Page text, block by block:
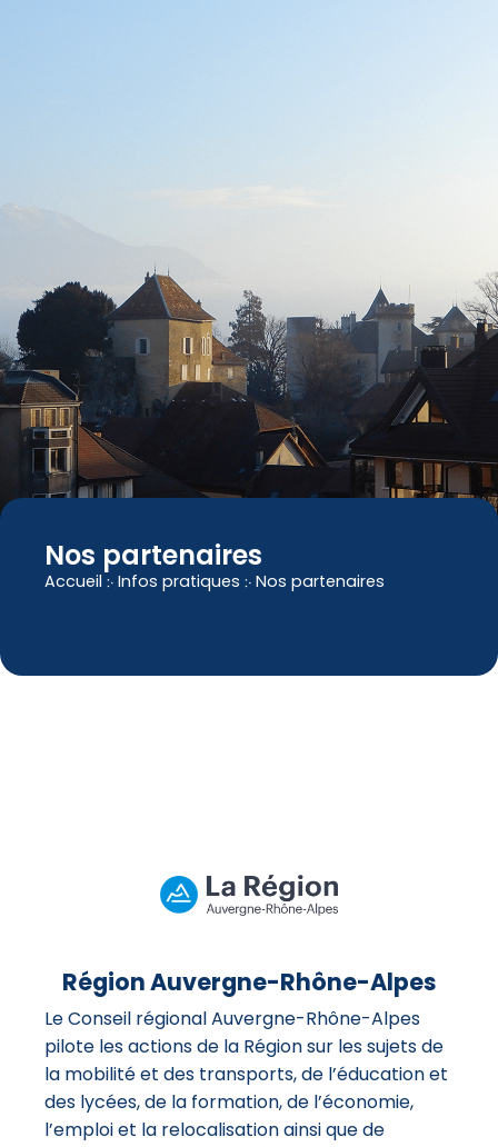
Nos partenaires
Accueil ჻ Infos pratiques ჻ Nos partenaires
Région Auvergne-Rhône-Alpes
Le Conseil régional Auvergne-Rhône-Alpes
pilote les actions de la Région sur les sujets de
la mobilité et des transports, de l’éducation et
des lycées, de la formation, de l’économie,
l’emploi et la relocalisation ainsi que de